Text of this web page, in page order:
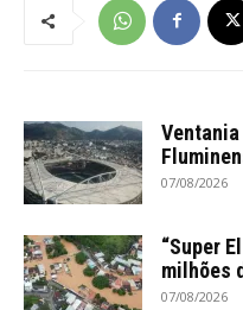
07/08/2026
“Super
milhões
07/08/2026